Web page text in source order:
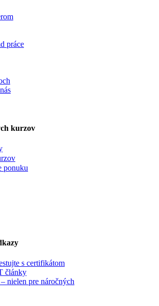
práce
kurzov
ponuku
s certifikátom
články
nielen pre náročných